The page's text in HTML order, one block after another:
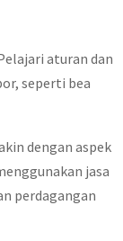
aturan dan
seperti bea
dengan aspek
jasa
perdagangan